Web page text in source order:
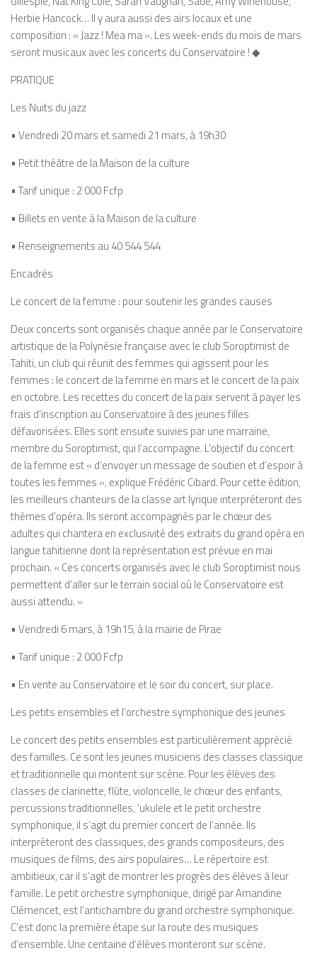
Herbie Hancock… Il y aura aussi des airs locaux et une
composition : « Jazz ! Mea ma ». Les week-ends du mois de mars
seront musicaux avec les concerts du Conservatoire !◆
PRATIQUE
Les Nuits du jazz
• Vendredi 20 mars et samedi 21 mars, à 19h30
• Petit théâtre de la Maison de la culture
• Tarif unique : 2 000 Fcfp
• Billets en vente à la Maison de la culture
• Renseignements au 40 544 544
Encadrés
Le concert de la femme : pour soutenir les grandes causes
Deux concerts sont organisés chaque année par le Conservatoire
artistique de la Polynésie française avec le club Soroptimist de
Tahiti, un club qui réunit des femmes qui agissent pour les
femmes : le concert de la femme en mars et le concert de la paix
en octobre. Les recettes du concert de la paix servent à payer les
frais d’inscription au Conservatoire à des jeunes filles
défavorisées. Elles sont ensuite suivies par une marraine,
membre du Soroptimist, qui l’accompagne. L’objectif du concert
de la femme est« d’envoyer un message de soutien et d’espoir à
toutes les femmes », explique Frédéric Cibard. Pour cette édition,
les meilleurs chanteurs de la classe art lyrique interpréteront des
thèmes d’opéra. Ils seront accompagnés par le chœur des
adultes qui chantera en exclusivité des extraits du grand opéra en
langue tahitienne dont la représentation est prévue en mai
prochain. « Ces concerts organisés avec le club Soroptimist nous
permettent d’aller sur le terrain social où le Conservatoire est
aussi attendu. »
• Vendredi 6 mars, à 19h15, à la mairie de Pirae
• Tarif unique : 2 000 Fcfp
• En vente au Conservatoire et le soir du concert, sur place.
Les petits ensembles et l’orchestre symphonique des jeunes
Le concert des petits ensembles est particulièrement apprécié
des familles. Ce sont les jeunes musiciens des classes classique
et traditionnelle qui montent sur scène. Pour les élèves des
classes de clarinette, flûte, violoncelle, le chœur des enfants,
percussions traditionnelles, ‘ukulele et le petit orchestre
symphonique, il s’agit du premier concert de l’année. Ils
interprèteront des classiques, des grands compositeurs, des
musiques de films, des airs populaires… Le répertoire est
ambitieux, car il s’agit de montrer les progrès des élèves à leur
famille. Le petit orchestre symphonique, dirigé par Amandine
Clémencet, est l’antichambre du grand orchestre symphonique.
C’est donc la première étape sur la route des musiques
d’ensemble. Une centaine d’élèves monteront sur scène.